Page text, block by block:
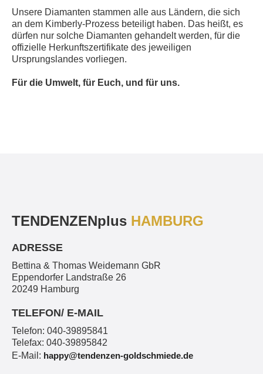
Unsere Diamanten stammen alle aus Ländern, die sich
an dem Kimberly-Prozess beteiligt haben. Das heißt, es
dürfen nur solche Diamanten gehandelt werden, für die
offizielle Herkunftszertifikate des jeweiligen
Ursprungslandes vorliegen.
Für die Umwelt, für Euch, und für uns.
TENDENZENplus HAMBURG
ADRESSE
Bettina & Thomas Weidemann GbR
Eppendorfer Landstraße 26
20249 Hamburg
TELEFON/ E-MAIL
Telefon: 040-39895841
Telefax: 040-39895842
E-Mail: happy@tendenzen-goldschmiede.de